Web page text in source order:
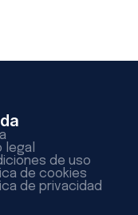
legal
de uso
de cookies
de privacidad